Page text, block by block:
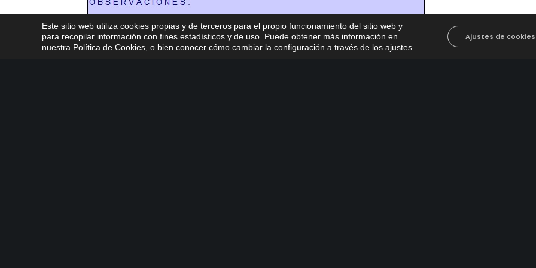
Este sitio web utiliza cookies propias y de terceros para el propio funcionamiento del sitio web y
para recopilar información con fines estadísticos y de uso. Puede obtener más información en
nuestra Política de Cookies , o bien conocer cómo cambiar la configuración a través de los ajustes
Ajustes de cookies